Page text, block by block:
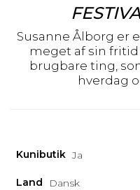
Susanne Ålborg er
meget af sin
brugbare ting,
hverdag
Kunibutik Ja
Land Dansk